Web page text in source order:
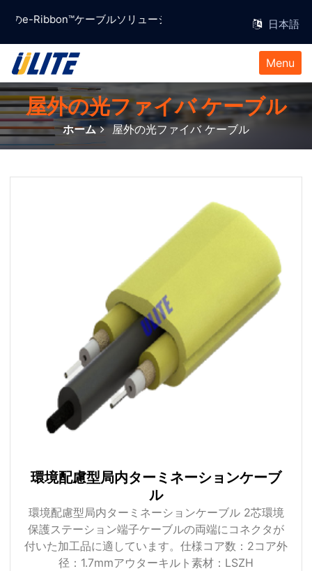
e-Ribbon™ケーブルソリューションプロバイダー。
Menu
屋外の光ファイバ ケーブル
ホーム 屋外の光ファイバ ケーブル
環境配慮型局内ターミネーションケーブ
ル
環境配慮型局内ターミネーションケーブル 2芯環境
保護ステーション端子ケーブルの両端にコネクタが
付いた加工品に適しています。仕様コア数：2コア外
径：1.7mmアウターキルト素材：LSZH